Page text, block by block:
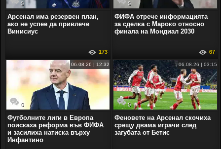
0
Арсенал има резервен план,
ако не успее да привлече
Винисиус
173
0
ФИФА отрече информацията
за сделка с Мароко относно
финала на Мондиал 2030
67
0
06.08.26 | 12:32
Футболните лиги в Европа
поискаха реформа във ФИФА
и засилиха натиска върху
Инфантино
0
06.08.26 | 03:15
Феновете на Арсенал скочиха
срещу двама играчи след
загубата от Бетис